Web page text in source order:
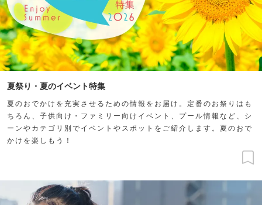
夏祭り・夏のイベント特集
夏のおでかけを充実させるための情報をお届け。定番のお祭りはも
ちろん、子供向け・ファミリー向けイベント、プール情報など、シ
ーンやカテゴリ別でイベントやスポットをご紹介します。夏のおで
かけを楽しもう！